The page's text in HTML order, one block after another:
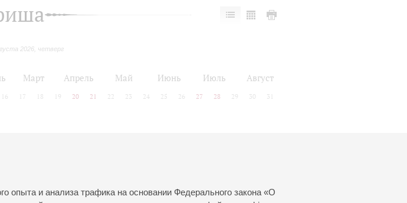
опыта и анализа трафика на основании Федерального закона «О
2026, четверг
Март Апрель Май Июнь Июль Август
16 17 18 19 20 21 22 23 24 25 26 27 28 29 30 31